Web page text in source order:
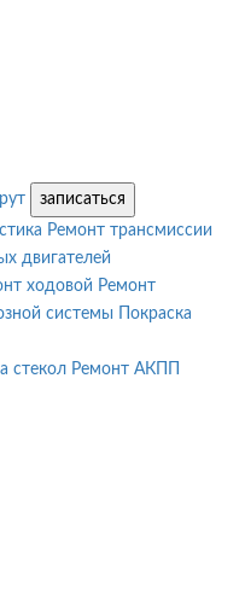
записаться
Ремонт трансмиссии
двигателей
ходовой Ремонт
системы
Покраска
стекол Ремонт АКПП